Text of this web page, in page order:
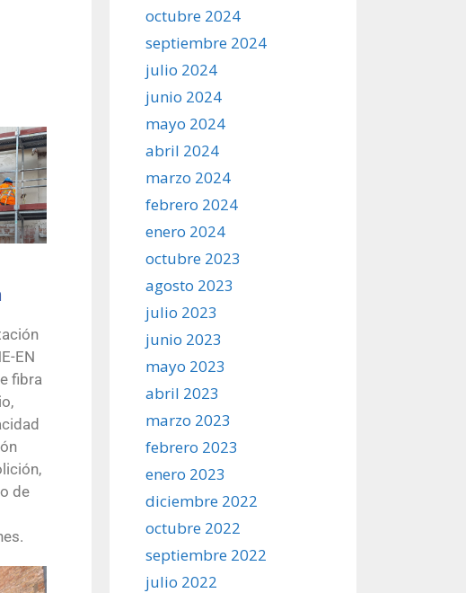
EN
fibra
de
octubre 2024
septiembre 2024
julio 2024
junio 2024
mayo 2024
abril 2024
marzo 2024
febrero 2024
enero 2024
octubre 2023
agosto 2023
julio 2023
junio 2023
mayo 2023
abril 2023
marzo 2023
febrero 2023
enero 2023
diciembre 2022
octubre 2022
septiembre 2022
julio 2022